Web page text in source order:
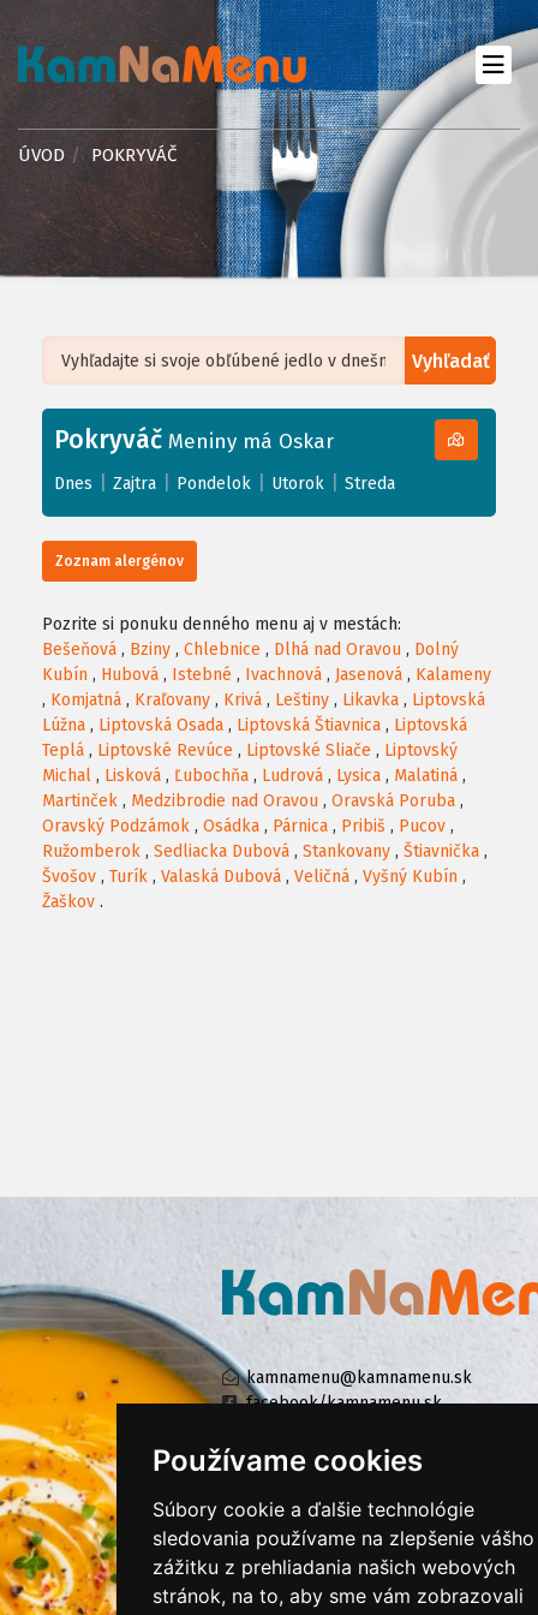
Používame cookies
Súbory cookie a ďalšie technológie
sledovania používame na zlepšenie vášho
zážitku z prehliadania našich webových
stránok, na to, aby sme vám zobrazovali
ÚVOD POKRYVÁČ
Vyhľadať
+
−
Leaflet| ©OpenStreetMap, Tiles courtesy ofHumanitarian OpenStreetMap
Pokryváč Meniny má Oskar
Dnes Zajtra Pondelok Utorok Streda
Zoznam alergénov
Pozrite si ponuku denného menu aj v mestách:
Bešeňová , Bziny , Chlebnice , Dlhá nad Oravou , Dolný
Kubín , Hubová , Istebné , Ivachnová , Jasenová , Kalameny
, Komjatná , Kraľovany , Krivá , Leštiny , Likavka , Liptovská
Lúžna , Liptovská Osada , Liptovská Štiavnica , Liptovská
Teplá , Liptovské Revúce , Liptovské Sliače , Liptovský
Michal , Lisková , Ľubochňa , Ludrová , Lysica , Malatiná ,
Martinček , Medzibrodie nad Oravou , Oravská Poruba ,
Oravský Podzámok , Osádka , Párnica , Pribiš , Pucov ,
Ružomberok , Sedliacka Dubová , Stankovany , Štiavnička ,
Švošov , Turík , Valaská Dubová , Veličná , Vyšný Kubín ,
Žaškov .
kamnamenu@kamnamenu.sk
facebook/kamnamenu.sk
KONTAKTUJTE NÁS
PRIHLÁSIŤ SA DO ZÁKAZNÍCKEJ ZÓNY